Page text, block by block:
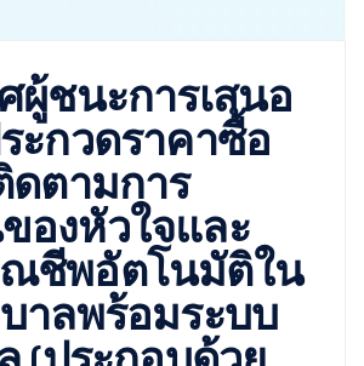
ผู้ชนะการเสนอ
ะกวดราคาซื้อ
ดตามการ
องหัวใจและ
ชีพอัตโนมัติใน
าลพร้อมระบบ